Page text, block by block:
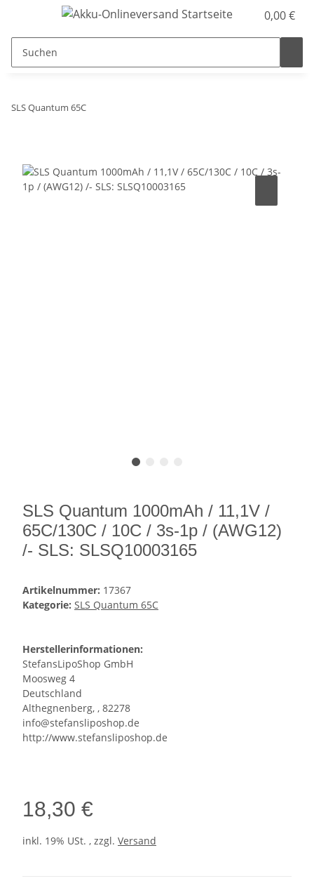
0,00 €
SLS Quantum 65C
SLS Quantum 1000mAh / 11,1V /
65C/130C / 10C / 3s-1p / (AWG12)
/- SLS: SLSQ10003165
Artikelnummer: 17367
Kategorie: SLS Quantum 65C
Herstellerinformationen:
StefansLipoShop GmbH
Moosweg 4
Deutschland
Althegnenberg, , 82278
info@stefansliposhop.de
http://www.stefansliposhop.de
18,30 €
inkl. 19% USt. , zzgl. Versand